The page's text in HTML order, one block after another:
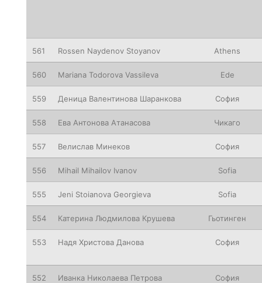
561 Rossen Naydenov Stoyanov Athens
560 MarianaTodorova Vassileva Ede
559 ДеницаВалентинова Шаранкова София
558 Ева Антонова Атанасова Чикаго
557 Велислав Минеков София
556 Mihail Mihailov Ivanov Sofia
555 Jeni Stoianova Georgieva Sofia
554 Катерина Людмилова Крушева Гьотинген
553 Надя Христова Данова София
552 Иванка Николаева Петрова София